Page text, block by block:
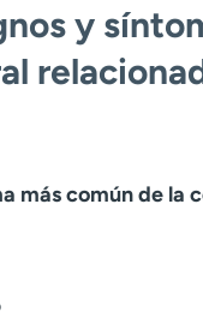
y
más común de la